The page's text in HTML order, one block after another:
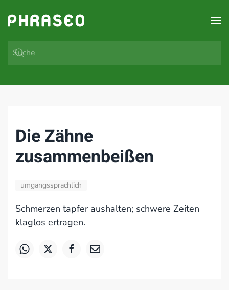
Zum Hauptinhalt springen
Die Zähne
zusammenbeißen
umgangssprachlich
Schmerzen tapfer aushalten; schwere Zeiten
klaglos ertragen.